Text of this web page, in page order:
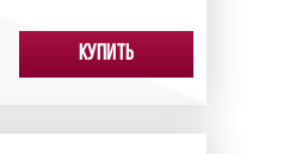
Купить